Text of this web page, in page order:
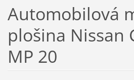
Automobilová
plošina Nissan
MP 20